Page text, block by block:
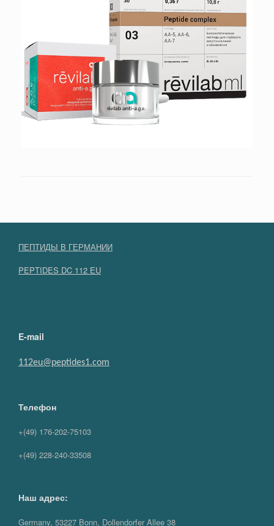
ПЕПТИДЫ В ГЕРМАНИИ
PEPTIDES DC 112 EU
E-mail
112eu@peptides1.com
Телефон
+(49) 176-202-75103
+(49) 228-240-33508
Наш адрес:
Germany, 53227 Bonn, Dollendorfer Allee 38